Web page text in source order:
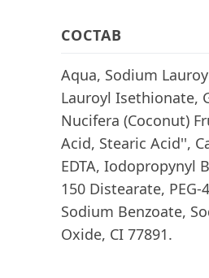
СОСТАВ
Aqua, Sodium
Lauroyl Isethionate,
Nucifera (Coconut)
Acid, Stearic Acid'',
EDTA, Iodopropynyl
150 Distearate,
Sodium Benzoate,
Oxide, CI 77891.